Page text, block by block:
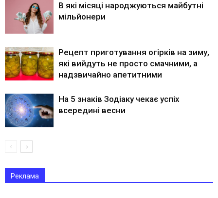
В які місяці народжуються майбутні
мільйонери
Рецепт приготування огірків на зиму,
які вийдуть не просто смачними, а
надзвичайно апетитними
На 5 знаків Зодіаку чекає успіх
всередині весни
Реклама